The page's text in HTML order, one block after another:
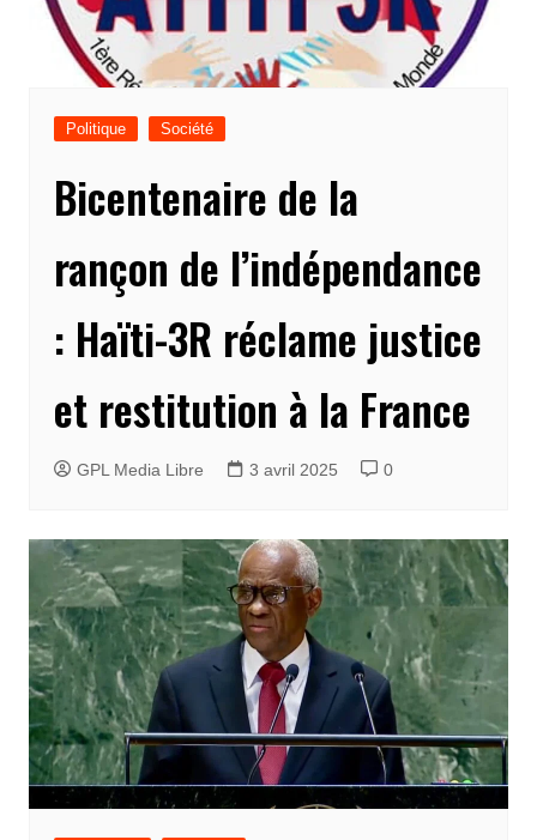
Politique Société
Bicentenaire de la
rançon de l’indépendance
: Haïti-3R réclame justice
et restitution à la France
GPL Media Libre 3 avril 2025 0